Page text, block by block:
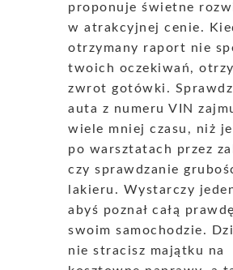
proponuje świetne
w atrakcyjnej cenie.
otrzymany raport nie
twoich oczekiwań,
zwrot gotówki.
auta z numeru VIN
wiele mniej czasu, niż
po warsztatach przez
czy sprawdzanie
lakieru. Wystarczy
abyś poznał całą
swoim samochodzie.
nie stracisz majątku na